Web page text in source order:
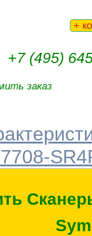
+
+7 (495)
заказ